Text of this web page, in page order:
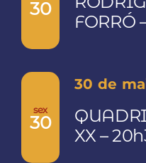
30
FORRÓ
sex
30
XX –
30 de